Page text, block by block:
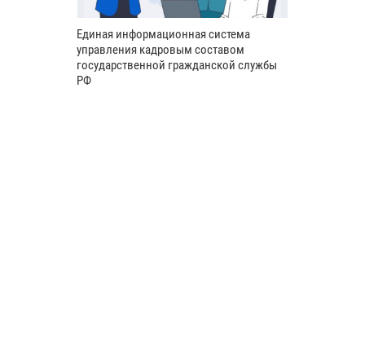
Единая информационная система
управления кадровым составом
государственной гражданской службы
РФ